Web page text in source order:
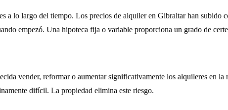
a lo largo del tiempo. Los precios de alquiler en Gibraltar han
empezó. Una hipoteca fija o variable proporciona un grado de
vender, reformar o aumentar significativamente los alquileres en
difícil. La propiedad elimina este riesgo.